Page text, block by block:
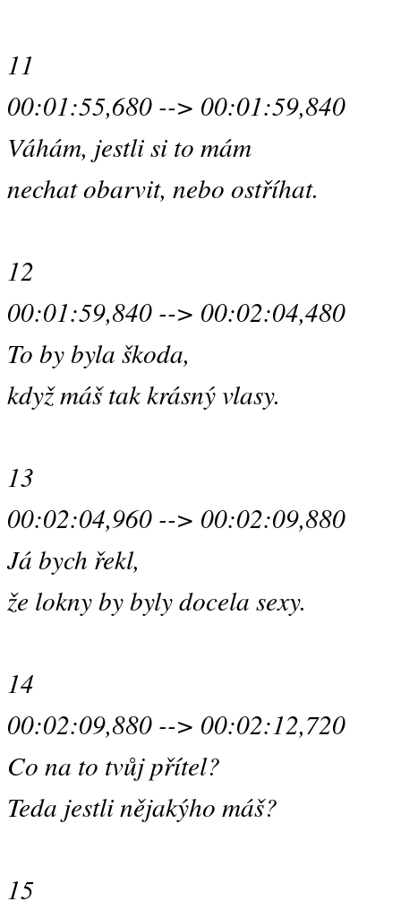
11
00:01:55,680 --> 00:01:59,840
Váhám, jestli si to mám
nechat obarvit, nebo ostříhat.
12
00:01:59,840 --> 00:02:04,480
To by byla škoda,
když máš tak krásný vlasy.
13
00:02:04,960 --> 00:02:09,880
Já bych řekl,
že lokny by byly docela sexy.
14
00:02:09,880 --> 00:02:12,720
Co na to tvůj přítel?
Teda jestli nějakýho máš?
15